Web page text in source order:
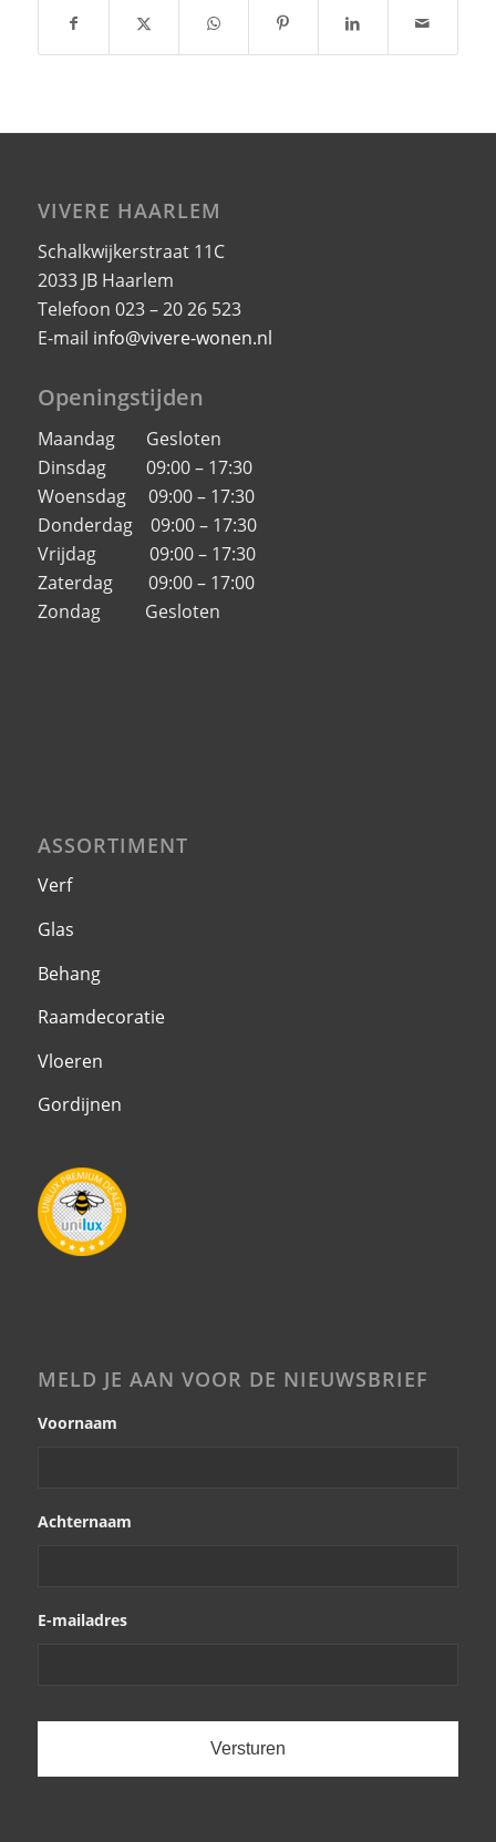
VIVERE HAARLEM
Schalkwijkerstraat 11C
2033 JB Haarlem
Telefoon 023 – 20 26 523
E-mail info@vivere-wonen.nl
Openingstijden
Maandag Gesloten
Dinsdag 09:00 – 17:30
Woensdag 09:00 – 17:30
Donderdag 09:00 – 17:30
Vrijdag 09:00 – 17:30
Zaterdag 09:00 – 17:00
Zondag Gesloten
ASSORTIMENT
Verf
Glas
Behang
Raamdecoratie
Vloeren
Gordijnen
MELD JE AAN VOOR DE NIEUWSBRIEF
Voornaam
Achternaam
E-mailadres